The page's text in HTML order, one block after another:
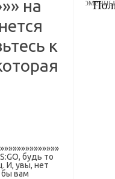
на
к
будь то
И, увы, нет
бы вам